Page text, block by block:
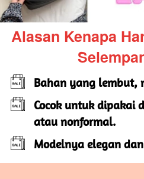
Alasan Kenapa
Bahan yang lembut,
Cocok untuk dipakai
atau nonformal.
Modelnya elegan